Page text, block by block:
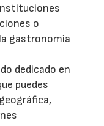
o
gastronomía
dedicado en
puedes